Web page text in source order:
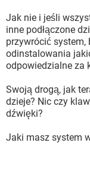
Jak nie i jeśli
inne podłączone
przywrócić system,
odinstalowania
odpowiedzialne za
Swoją drogą, jak
dzieje? Nic czy
dźwięki?
Jaki masz system